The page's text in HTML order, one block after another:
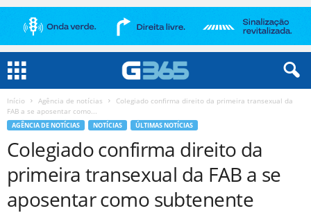
Início Agência de notícias
Colegiado confirma direito da primeira transexual da
FAB a se aposentar como...
AGÊNCIA DE NOTÍCIAS NOTÍCIAS ÚLTIMAS NOTÍCIAS
Colegiado confirma direito da
primeira transexual da FAB a se
aposentar como subtenente